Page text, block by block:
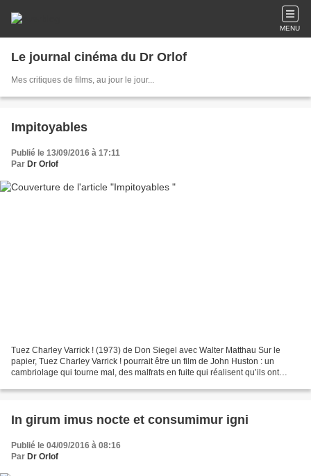
MENU
Le journal cinéma du Dr Orlof
Mes critiques de films, au jour le jour...
Impitoyables
Publié le 13/09/2016 à 17:11
Par Dr Orlof
Tuez Charley Varrick ! (1973) de Don Siegel avec Walter Matthau Sur le
papier, Tuez Charley Varrick ! pourrait être un film de John Huston : un
cambriolage qui tourne mal, des malfrats en fuite qui réalisent qu’ils ont
In girum imus nocte et consumimur igni
Publié le 04/09/2016 à 08:16
Par Dr Orlof